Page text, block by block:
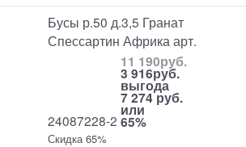
Бусы р.50 д.3,5 Гранат
Спессартин Африка арт.
24087228-2
11 190руб.
3 916руб.
выгода
7 274 руб.
или
65%
Скидка 65%